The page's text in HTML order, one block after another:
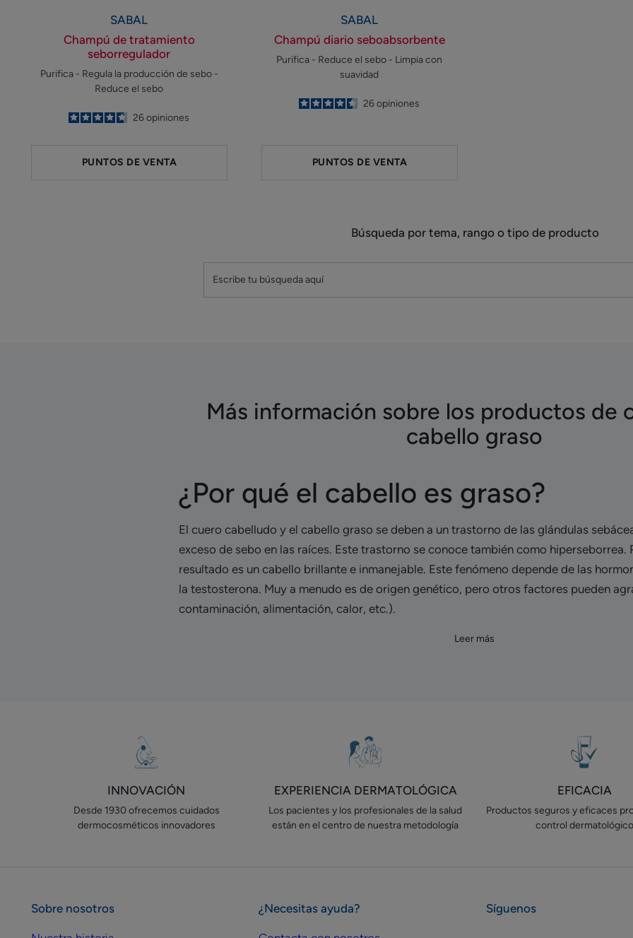
SABAL
Champú de tratamiento
seborregulador
Purifica - Regula la producción de sebo -
Reduce el sebo
4.7
/
5
26opiniones
PUNTOS DE VENTA
SABAL
Champú diario seboabsorbente
Purifica - Reduce el sebo - Limpia con
suavidad
4.5
/
5
26opiniones
PUNTOS DE VENTA
Búsqueda por tema, rango o tipo de producto
Más información sobre los productos de
cabello graso
¿Por qué el cabello es graso?
El cuero cabelludo y el cabello graso se deben a un trastorno de las glándulas
exceso de sebo en las raíces. Este trastorno se conoce también como hiperseborrea.
resultado es un cabello brillante e inmanejable. Este fenómeno depende de las
la testosterona. Muy a menudo es de origen genético, pero otros factores pueden
contaminación, alimentación, calor, etc.).
Leer más
INNOVACIÓN
Desde 1930 ofrecemos cuidados
dermocosméticos innovadores
EXPERIENCIA DERMATOLÓGICA
Los pacientes y los profesionales de la salud
están en el centro de nuestra metodología
EFICACIA
Productos seguros y eficaces
control dermatológico
Sobre nosotros ¿Necesitas ayuda? Síguenos